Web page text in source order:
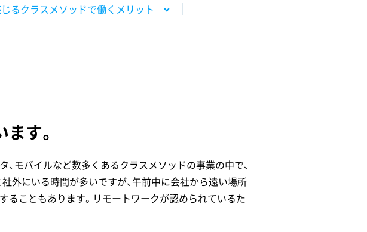
るクラスメソッドで働くメリット
す。
モバイルなど数多くあるクラスメソッドの事業の中で、
外にいる時間が多いですが、午前中に会社から遠い場所
ることもあります。リモートワークが認められているた